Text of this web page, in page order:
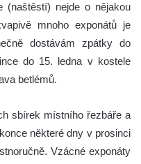
(naštěstí) nejde o nějakou
mnoho exponátů je
dostávám zpátky do
do 15. ledna v kostele
betlémů.
sbírek místního řezbáře a
některé dny v prosinci
Vzácné exponáty